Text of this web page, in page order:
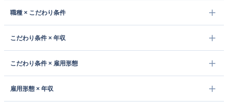
職種 × こだわり条件
こだわり条件 × 年収
こだわり条件 × 雇用形態
雇用形態 × 年収